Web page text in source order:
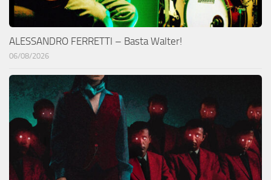
ALESSANDRO FERRETTI – Basta Walter!
06/08/2026